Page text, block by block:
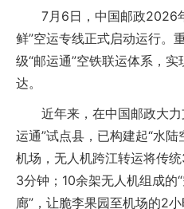
7月6日，中国邮政2026
鲜”空运专线正式启动运行。
级“邮运通”空铁联运体系，
达。
近年来，在中国邮政大力
运通”试点县，已构建起“水
机场，无人机跨江转运将传
3分钟；10余架无人机组成的
廊”，让脆李果园至机场的2